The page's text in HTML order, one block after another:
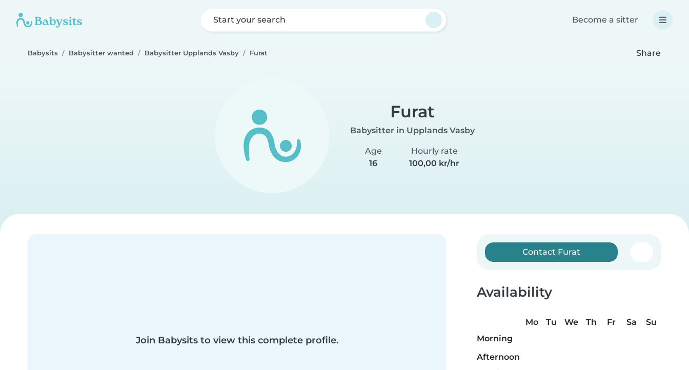
Start your search Become a sitter
Babysits Babysitter wanted Babysitter Upplands Vasby Furat Share
Furat
Babysitter in Upplands Vasby
Age
16
Hourly rate
100,00 kr/hr
Join Babysits to view this complete profile.
Contact Furat
Availability
Mo Tu We Th Fr Sa
Su
Morning
Afternoon